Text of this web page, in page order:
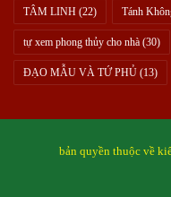
TÂM LINH (22) Tánh
tự xem phong thủy cho nhà (30)
ĐẠO MẪU VÀ TỨ PHỦ (13)
bản quyền thuộc về